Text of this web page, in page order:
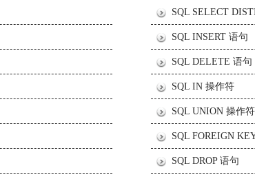
SQL SELECT
SQL INSERT 语句
SQL DELETE 语句
SQL IN 操作符
SQL UNION 操作符
SQL FOREIGN
SQL DROP 语句